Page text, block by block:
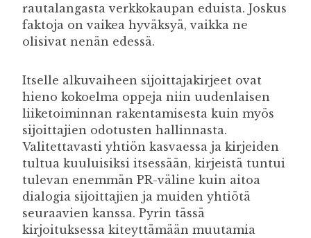
rautalangasta verkkokaupan eduista. Joskus
faktoja on vaikea hyväksyä, vaikka ne
olisivat nenän edessä.
Itselle alkuvaiheen sijoittajakirjeet ovat
hieno kokoelma oppeja niin uudenlaisen
liiketoiminnan rakentamisesta kuin myös
sijoittajien odotusten hallinnasta.
Valitettavasti yhtiön kasvaessa ja kirjeiden
tultua kuuluisiksi itsessään, kirjeistä tuntui
tulevan enemmän PR-väline kuin aitoa
dialogia sijoittajien ja muiden yhtiötä
seuraavien kanssa. Pyrin tässä
kirjoituksessa kiteyttämään muutamia